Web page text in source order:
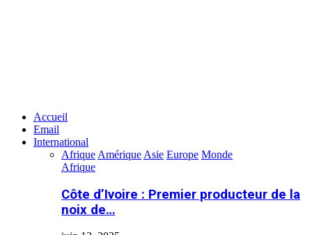
Accueil
Email
International
Afrique Amérique Asie Europe Monde
Afrique
Côte d’Ivoire : Premier producteur de la
noix de…